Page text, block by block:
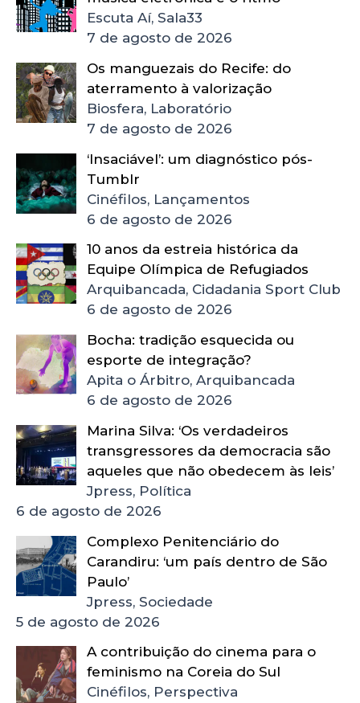
Escuta Aí, Sala33
7 de agosto de 2026
Os manguezais do Recife: do
aterramento à valorização
Biosfera, Laboratório
7 de agosto de 2026
‘Insaciável’: um diagnóstico pós-
Tumblr
Cinéfilos, Lançamentos
6 de agosto de 2026
10 anos da estreia histórica da
Equipe Olímpica de Refugiados
Arquibancada, Cidadania Sport Club
6 de agosto de 2026
Bocha: tradição esquecida ou
esporte de integração?
Apita o Árbitro, Arquibancada
6 de agosto de 2026
Marina Silva: ‘Os verdadeiros
transgressores da democracia são
aqueles que não obedecem às leis’
Jpress, Política
6 de agosto de 2026
Complexo Penitenciário do
Carandiru: ‘um país dentro de São
Paulo’
Jpress, Sociedade
5 de agosto de 2026
A contribuição do cinema para o
feminismo na Coreia do Sul
Cinéfilos, Perspectiva